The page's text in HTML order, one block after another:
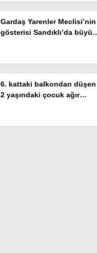
Gardaş Yarenler Meclisi’nin
gösterisi Sandıklı’da büyük
6. kattaki balkondan düşen
2 yaşındaki çocuk ağır